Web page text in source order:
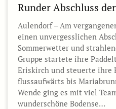
Runder Abschluss
Aulendorf – Am
einen unvergesslichen
Sommerwetter und
Gruppe startete ihre
Eriskirch und steuerte ihre
flussaufwärts bis
Wende ging es mit viel
wunderschöne Bodense…